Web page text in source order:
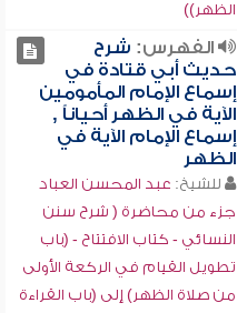
الظهر))
الفهرس: شرح
حديث أبي قتادة في
إسماع الإمام المأمومين
الآية في الظهر أحياناً ,
إسماع الإمام الآية في
الظهر
للشيخ: عبد المحسن العباد
جزء من محاضرة ( شرح سنن
النسائي - كتاب الافتتاح - (باب
تطويل القيام في الركعة الأولى
من صلاة الظهر) إلى (باب القراءة